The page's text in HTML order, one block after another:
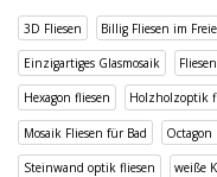
3D Fliesen Billig Fliesen im
Einzigartiges Glasmosaik
Hexagon fliesen Holzholzoptik
Mosaik Fliesen für Bad Octagon
Steinwand optik fliesen weiße